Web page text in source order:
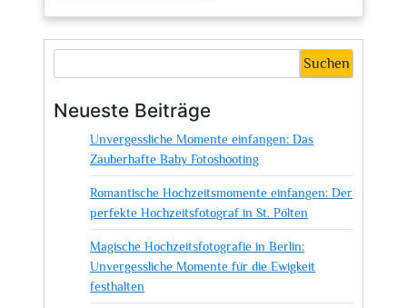
Erlebnisse
im
Nellingen
entdecken
Suchen
Neueste Beiträge
Unvergessliche Momente einfangen: Das
Zauberhafte Baby Fotoshooting
Romantische Hochzeitsmomente einfangen: Der
perfekte Hochzeitsfotograf in St. Pölten
Magische Hochzeitsfotografie in Berlin:
Unvergessliche Momente für die Ewigkeit
festhalten